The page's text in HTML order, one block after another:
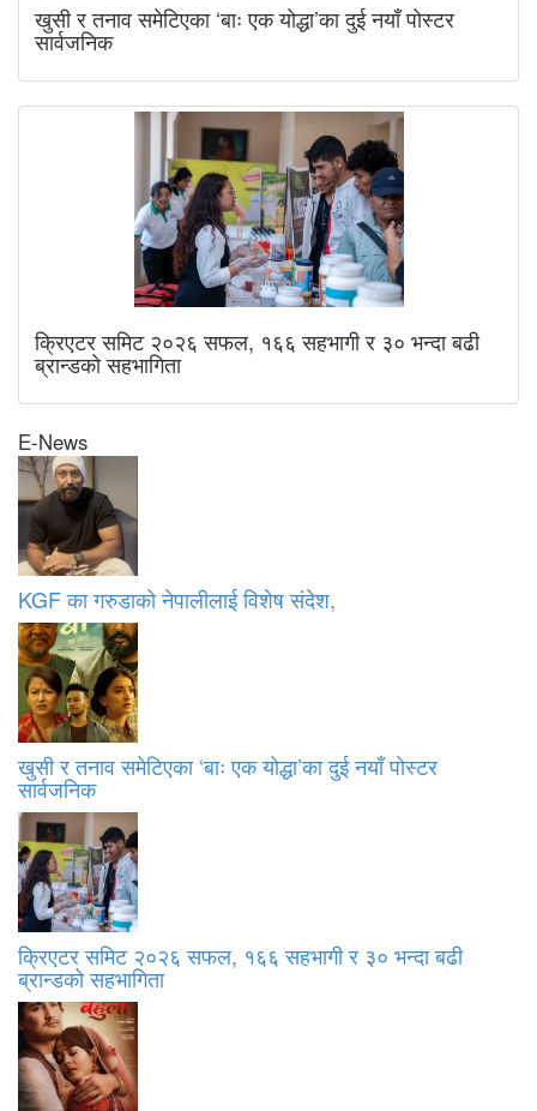
खुसी र तनाव समेटिएका ‘बाः एक योद्धा’का दुई नयाँ पोस्टर
सार्वजनिक
क्रिएटर समिट २०२६ सफल, १६६ सहभागी र ३० भन्दा बढी
ब्रान्डको सहभागिता
E-News
KGF का गरुडाको नेपालीलाई विशेष संदेश,
खुसी र तनाव समेटिएका ‘बाः एक योद्धा’का दुई नयाँ पोस्टर
सार्वजनिक
क्रिएटर समिट २०२६ सफल, १६६ सहभागी र ३० भन्दा बढी
ब्रान्डको सहभागिता